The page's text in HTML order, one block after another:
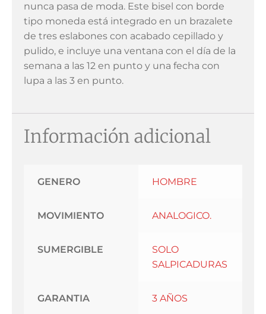
nunca pasa de moda. Este bisel con borde
tipo moneda está integrado en un brazalete
de tres eslabones con acabado cepillado y
pulido, e incluye una ventana con el día de la
semana a las 12 en punto y una fecha con
lupa a las 3 en punto.
Información adicional
GENERO HOMBRE
MOVIMIENTO ANALOGICO.
SUMERGIBLE
SOLO
SALPICADURAS
GARANTIA 3 AÑOS